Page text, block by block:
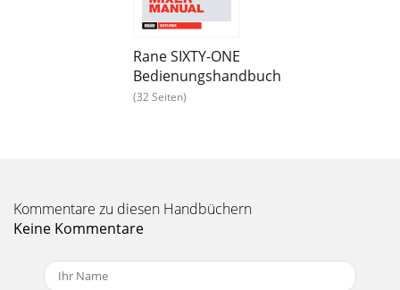
Rane SIXTY-ONE
Bedienungshandbuch
(32 Seiten)
Kommentare zu diesen Handbüchern
Keine Kommentare